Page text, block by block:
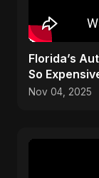
Florida’s
So
ViralSpark S1
Nov 04, 2025